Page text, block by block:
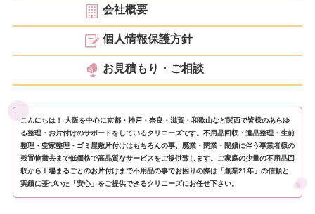
会社概要
個人情報保護方針
お見積もり・ご相談
こんにちは！ 大阪を中心に京都・神戸・奈良・滋賀・和歌山など関西で皆様のあらゆ
る整理・お片付けのサポートをしているクリニーズです。不用品回収・遺品整理・生前
整理・空家整理・ゴミ屋敷片付けはもちろんの事、廃業・閉業・閉鎖に伴う事業者様の
残置物撤去まで低価格で高品質なサービスをご提供致します。ご家庭の少量の不用品回
収から工場まるごとのお片付けまで不用品の事でお困りの際は「創業21年」の信頼と
実績に基づいた「安心」をご提供できるクリニーズにお任せ下さい。